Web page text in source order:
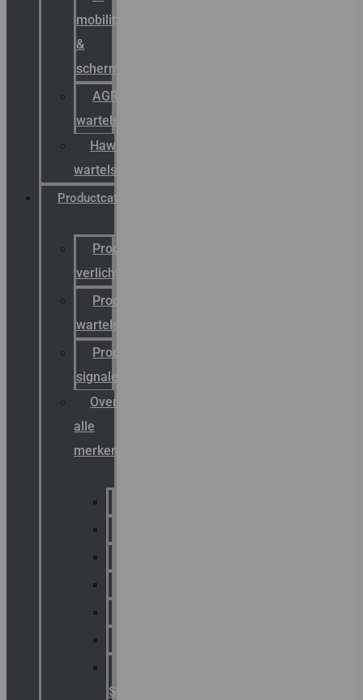
mobility
&
schermstromen
AGRO
wartels
Hawke
wartels
Productcatalogus
Productcatalogus
verlichting
Productcatalogus
wartels
Productcatalogus
signalering
Overzicht
alle
merken
Signaling